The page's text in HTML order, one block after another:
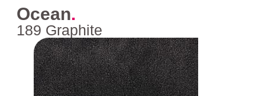
Ocean.
189 Graphite